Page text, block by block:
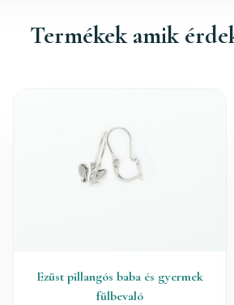
Termékek amik
Ezüst pillangós baba és gyermek
fülbevaló